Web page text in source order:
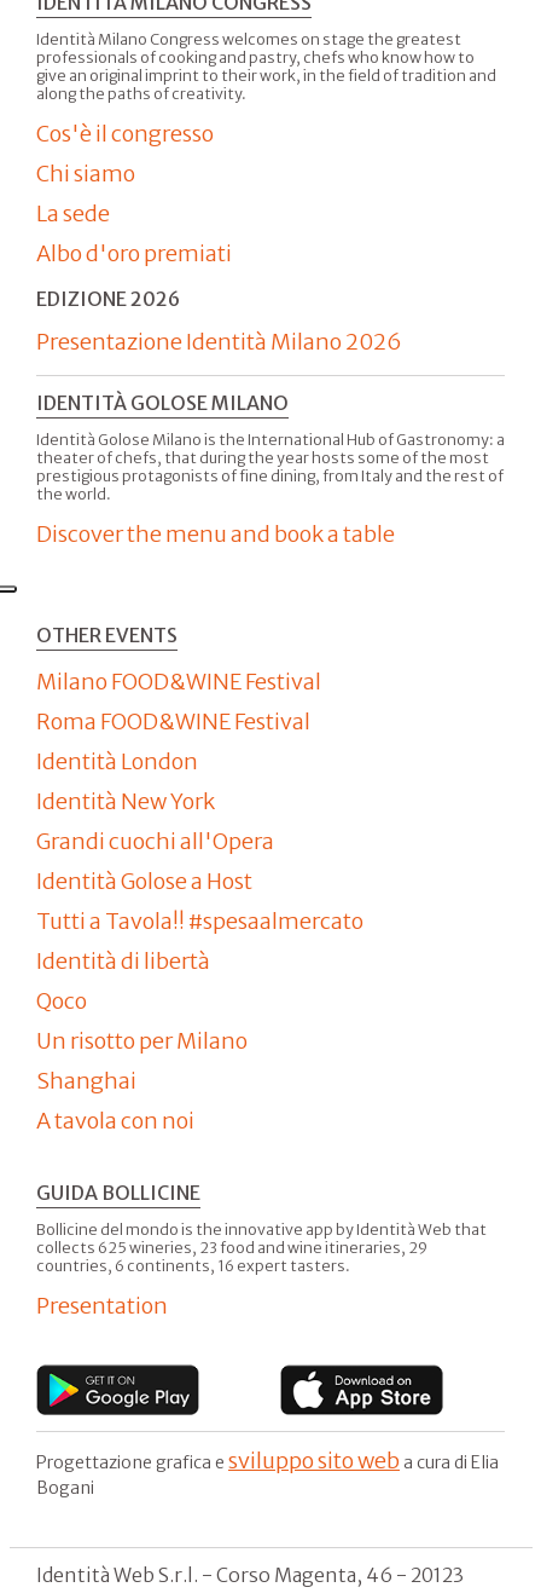
Identità Milano Congress welcomes on stage the greatest
professionals of cooking and pastry, chefs who know how to
give an original imprint to their work, in the field of tradition and
along the paths of creativity.
Cos'è il congresso
Chi siamo
La sede
Albo d'oro premiati
EDIZIONE 2026
Presentazione Identità Milano 2026
IDENTITÀ GOLOSE MILANO
Identità Golose Milano is the International Hub of Gastronomy: a
theater of chefs, that during the year hosts some of the most
prestigious protagonists of fine dining, from Italy and the rest of
the world.
Discover the menu and book a table
OTHER EVENTS
Milano FOOD&WINE Festival
Roma FOOD&WINE Festival
Identità London
Identità New York
Grandi cuochi all'Opera
Identità Golose a Host
Tutti a Tavola!! #spesaalmercato
Identità di libertà
Qoco
Un risotto per Milano
Shanghai
A tavola con noi
GUIDA BOLLICINE
Bollicine del mondo is the innovative app by Identità Web that
collects 625 wineries, 23 food and wine itineraries, 29
countries, 6 continents, 16 expert tasters.
Presentation
Progettazione grafica e sviluppo sito web a cura di Elia
Bogani
Identità Web S.r.l. - Corso Magenta, 46 - 20123